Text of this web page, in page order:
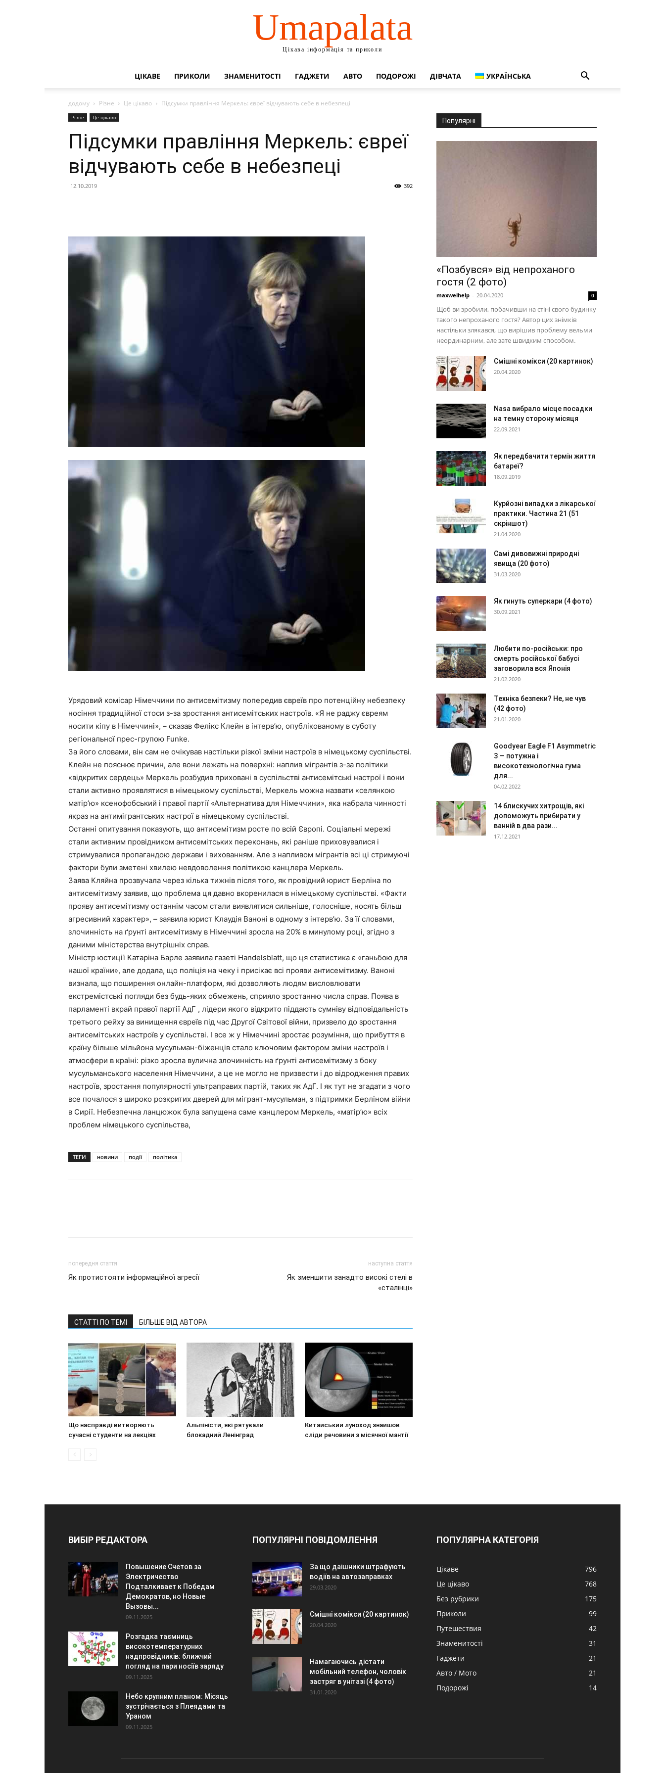
Umapalata
Цікава інформація та приколи
ЦІКАВЕ ПРИКОЛИ ЗНАМЕНИТОСТІ ГАДЖЕТИ АВТО ПОДОРОЖІ ДІВЧАТА УКРАЇНСЬКА
додому Різне Це цікаво Підсумки правління Меркель: євреї відчувають себе в небезпеці
Різне Це цікаво
Підсумки правління Меркель: євреї
відчувають себе в небезпеці
12.10.2019 392
Урядовий комісар Німеччини по антисемітизму попередив євреїв про потенційну небезпеку
носіння традиційної стоси з-за зростання антисемітських настроїв. «Я не раджу євреям
носити кіпу в Німеччині», – сказав Фелікс Клейн в інтерв’ю, опублікованому в суботу
регіональної прес-групою Funke.
За його словами, він сам не очікував настільки різкої зміни настроїв в німецькому суспільстві.
Клейн не пояснює причин, але вони лежать на поверхні: наплив мігрантів з-за політики
«відкритих сердець» Меркель розбудив приховані в суспільстві антисемітські настрої і вони
стали активно проявлятися в німецькому суспільстві, Меркель можна назвати «селянкою
матір’ю» ксенофобський і правої партії «Альтернатива для Німеччини», яка набрала чинності
якраз на антимігрантських настрої в німецькому суспільстві.
Останні опитування показують, що антисемітизм росте по всій Європі. Соціальні мережі
стали активним провідником антисемітських переконань, які раніше приховувалися і
стримувалися пропагандою держави і вихованням. Але з напливом мігрантів всі ці стримуючі
фактори були зметені хвилею невдоволення політикою канцлера Меркель.
Заява Кляйна прозвучала через кілька тижнів після того, як провідний юрист Берліна по
антисемітизму заявив, що проблема ця давно вкоренилася в німецькому суспільстві. «Факти
прояву антисемітизму останнім часом стали виявлятися сильніше, голосніше, носять більш
агресивний характер», – заявила юрист Клаудія Ваноні в одному з інтерв’ю. За її словами,
злочинність на ґрунті антисемітизму в Німеччині зросла на 20% в минулому році, згідно з
даними міністерства внутрішніх справ.
Міністр юстиції Катаріна Барле заявила газеті Handelsblatt, що ця статистика є «ганьбою для
нашої країни», але додала, що поліція на чеку і присікає всі прояви антисемітизму. Ваноні
визнала, що поширення онлайн-платформ, які дозволяють людям висловлювати
екстремістські погляди без будь-яких обмежень, сприяло зростанню числа справ. Поява в
парламенті вкрай правої партії АдГ , лідери якого відкрито піддають сумніву відповідальність
третього рейху за винищення євреїв під час Другої Світової війни, призвело до зростання
антисемітських настроїв у суспільстві. І все ж у Німеччині зростає розуміння, що прибуття в
країну більше мільйона мусульман-біженців стало ключовим фактором зміни настроїв і
атмосфери в країні: різко зросла вулична злочинність на ґрунті антисемітизму з боку
мусульманського населення Німеччини, а це не могло не призвести і до відродження правих
настроїв, зростання популярності ультраправих партій, таких як АдГ. І як тут не згадати з чого
все почалося з широко розкритих дверей для мігрант-мусульман, з підтримки Берліном війни
в Сирії. Небезпечна ланцюжок була запущена саме канцлером Меркель, «матір’ю» всіх
проблем німецького суспільства,
ТЕГИ новини події політика
попередня стаття
Як протистояти інформаційної агресії
наступна стаття
Як зменшити занадто високі стелі в
«сталінці»
СТАТТІ ПО ТЕМІ БІЛЬШЕ ВІД АВТОРА
Що насправді витворяють
сучасні студенти на лекціях
Альпіністи, які рятували
блокадний Ленінград
Китайський луноход знайшов
сліди речовини з місячної мантії
Популярні
«Позбувся» від непроханого
гостя (2 фото)
maxwelhelp - 20.04.2020 0
Щоб ви зробили, побачивши на стіні свого будинку
такого непроханого гостя? Автор цих знімків
настільки злякався, що вирішив проблему вельми
неординарним, але зате швидким способом.
Смішні комікси (20 картинок)
20.04.2020
Nasa вибрало місце посадки
на темну сторону місяця
22.09.2021
Як передбачити термін життя
батареї?
18.09.2019
Курйозні випадки з лікарської
практики. Частина 21 (51
скріншот)
21.04.2020
Самі дивовижні природні
явища (20 фото)
31.03.2020
Як гинуть суперкари (4 фото)
30.09.2021
Любити по-російськи: про
смерть російської бабусі
заговорила вся Японія
21.02.2020
Техніка безпеки? Не, не чув
(42 фото)
21.01.2020
Goodyear Eagle F1 Asymmetric
3 — потужна і
високотехнологічна гума
для...
04.02.2022
14 блискучих хитрощів, які
допоможуть прибирати у
ванній в два рази...
17.12.2021
ВИБІР РЕДАКТОРА
Повышение Счетов за
Электричество
Подталкивает к Победам
Демократов, но Новые
Вызовы...
09.11.2025
Розгадка таємниць
високотемпературних
надпровідників: ближчий
погляд на пари носіїв заряду
09.11.2025
Небо крупним планом: Місяць
зустрічається з Плеядами та
Ураном
09.11.2025
ПОПУЛЯРНІ ПОВІДОМЛЕННЯ
За що даішники штрафують
водіїв на автозаправках
29.03.2020
Смішні комікси (20 картинок)
20.04.2020
Намагаючись дістати
мобільний телефон, чоловік
застряг в унітазі (4 фото)
31.01.2020
ПОПУЛЯРНА КАТЕГОРІЯ
Цікаве
796
Це цікаво
768
Без рубрики
175
Приколи
99
Путешествия
42
Знаменитості
31
Гаджети
21
Авто / Мото
21
Подорожі
14